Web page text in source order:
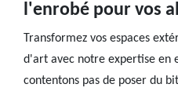
l'enrobé pour vos
Transformez vos espaces
d'art avec notre expertise en
contentons pas de poser du